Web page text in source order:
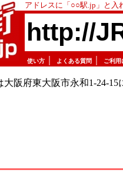
アドレスに「○○駅.jp」と入
http://
使い方 よくある質問 ご利用
大阪府東大阪市永和1-24-15